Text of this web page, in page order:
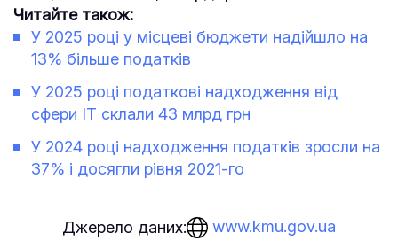
Читайте також:
У 2025 році у місцеві бюджети надійшло на
13% більше податків
У 2025 році податкові надходження від
сфери IT склали 43 млрд грн
У 2024 році надходження податків зросли на
37% і досягли рівня 2021-го
Джерело даних: www.kmu.gov.ua